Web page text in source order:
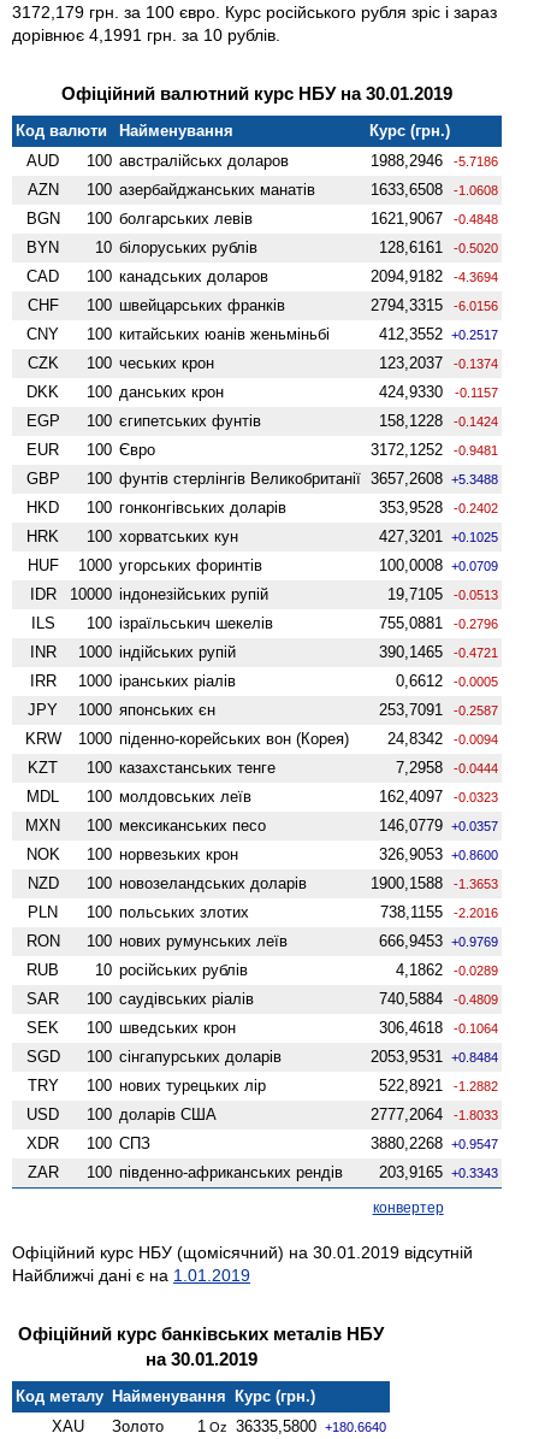
3172,179 грн. за 100 євро. Курс російського рубля зріс і зараз
дорівнює 4,1991 грн. за 10 рублів.
Офіційний валютний курс НБУ на 30.01.2019
Код валюти Найменування
Курс (грн.)
AUD
100 австралійськх доларов 1988,2946 -5.7186
AZN 100 азербайджанських манатів 1633,6508 -1.0608
BGN 100 болгарських левів 1621,9067 -0.4848
BYN 10 білоруських рублів 128,6161 -0.5020
CAD 100 канадських доларов 2094,9182 -4.3694
CHF 100 швейцарських франків 2794,3315 -6.0156
CNY 100 китайських юанів женьмiньбi 412,3552 +0.2517
CZK 100 чеських крон 123,2037 -0.1374
DKK 100 данських крон 424,9330 -0.1157
EGP 100 єгипетських фунтів 158,1228 -0.1424
EUR 100 Євро 3172,1252 -0.9481
GBP 100 фунтів стерлінгів Велико­британії 3657,2608 +5.3488
HKD 100 гонконгівських доларів 353,9528 -0.2402
HRK 100 хорватських кун 427,3201 +0.1025
HUF 1000 угорських форинтів 100,0008 +0.0709
IDR 10000 індонезійських рупій 19,7105 -0.0513
ILS 100 ізраїльськич шекелів 755,0881 -0.2796
INR 1000 індійських рупій 390,1465 -0.4721
IRR 1000 іранських ріалів 0,6612 -0.0005
JPY 1000 японських єн 253,7091 -0.2587
KRW 1000 піденно-корейських вон (Корея) 24,8342 -0.0094
KZT 100 казахстанських тенге 7,2958 -0.0444
MDL 100 молдовських леїв 162,4097 -0.0323
MXN 100 мексиканських песо 146,0779 +0.0357
NOK 100 норвезьких крон 326,9053 +0.8600
NZD 100 ново­зеландських доларів 1900,1588 -1.3653
PLN 100 польських злотих 738,1155 -2.2016
RON 100 нових румунських леїв 666,9453 +0.9769
RUB 10 російських рублів 4,1862 -0.0289
SAR 100 саудівських ріалів 740,5884 -0.4809
SEK 100 шведських крон 306,4618 -0.1064
SGD 100 сінгапурських доларів 2053,9531 +0.8484
TRY 100 нових турецьких лір 522,8921 -1.2882
USD 100 доларів США 2777,2064 -1.8033
XDR 100 СПЗ 3880,2268 +0.9547
ZAR 100 південно-африканських рендів 203,9165 +0.3343
конвертер
Офіційний курс НБУ (щомісячний) на 30.01.2019 відсутній
Найближчі дані є на 1.01.2019
Офіційний курс банківських металів НБУ
на 30.01.2019
Код металу Найменування
Курс (грн.)
XAU
Золото 1 Oz 36335,5800 +180.6640